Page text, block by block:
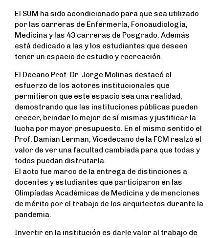
El SUM ha sido acondicionado para que sea utilizado
por las carreras de Enfermería, Fonoaudiología,
Medicina y las 43 carreras de Posgrado. Además
está dedicado a las y los estudiantes que deseen
tener un espacio de estudio y recreación.
El Decano Prof. Dr. Jorge Molinas destacó el
esfuerzo de los actores institucionales que
permitieron que este espacio sea una realidad,
demostrando que las instituciones públicas pueden
crecer, brindar lo mejor de sí mismas y justificar la
lucha por mayor presupuesto. En el mismo sentido el
Prof. Damian Lerman, Vicedecano de la FCM realzó el
valor de ver una facultad cambiada para que todas y
todos puedan disfrutarla.
El acto fue marco de la entrega de distinciones a
docentes y estudiantes que participaron en las
Olimpíadas Académicas de Medicina y de menciones
de mérito por el trabajo de los arquitectos durante la
pandemia.
Invertir en la institución es darle valor al trabajo de